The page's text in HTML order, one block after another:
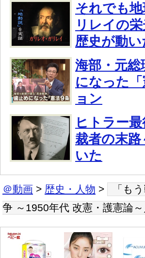
それでも
リレイの
歴史が動い
海部・元総
になった
ョン
ヒトラー
裁者の末
いた
＠動画 > 歴史・人物 >
「も
争 ～1950年代 改憲・護憲論